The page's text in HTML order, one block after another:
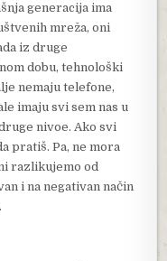
generacija ima
mreža, oni
iz druge
dobu, tehnološki
nemaju telefone,
imaju svi sem nas u
nivoe. Ako svi
pratiš. Pa, ne mora
razlikujemo od
i na negativan način